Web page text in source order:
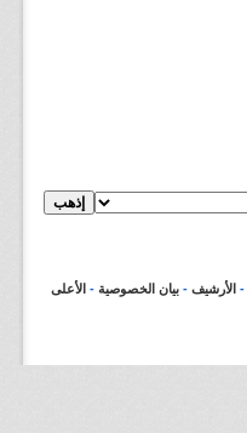
- الأرشيف - بيان الخصوصية - الأعلى